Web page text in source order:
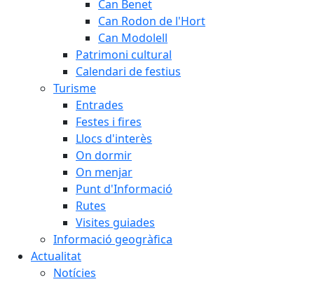
Can Benet
Can Rodon de l'Hort
Can Modolell
Patrimoni cultural
Calendari de festius
Turisme
Entrades
Festes i fires
Llocs d'interès
On dormir
On menjar
Punt d'Informació
Rutes
Visites guiades
Informació geogràfica
Actualitat
Notícies